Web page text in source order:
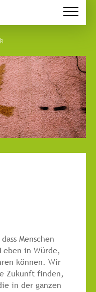
Menschen
in Würde,
können. Wir
Zukunft finden,
in der ganzen